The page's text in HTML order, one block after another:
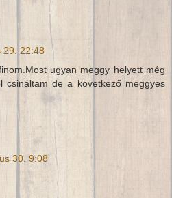
29. 22:48
ugyan meggy helyett még
csináltam de a következő meggyes
30. 9:08